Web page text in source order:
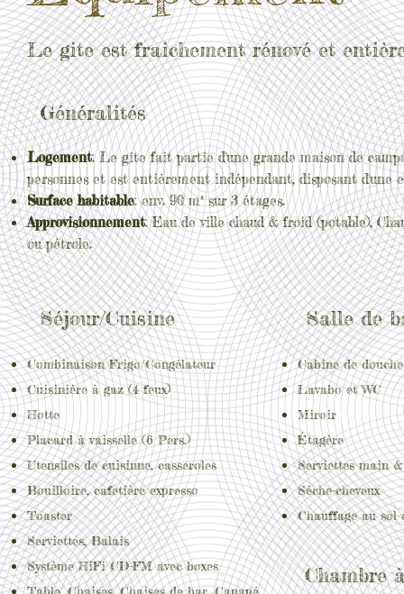
Généralités
Combinaison Frigo/Congélateur
Cuisinière à gaz (4 feux)
Hotte
Placard à vaisselle (6Pers.)
Utensiles de cuisinne, casseroles
Bouilloire, cafetière expresso
Toaster
Serviettes, Balais
Système HiFi CD-FM avec boxes
Table, Chaises, Chaises de bar, Canapé
Le gite est fraichement rénové et
Cabine de
Lavabo et WC
Miroir
Étagère
Serviettes main
Sèche-cheveux
Chauffage au sol
Logement: Le gîte fait partie d'une grande maison de
personnes et est entièrement indépendant, disposant d'une
Surface habitable: env. 90 m² sur 3 étages.
Approvisionnement: Eau de ville chaud & froid (potable),
ou pétrole.
Séjour/Cuisine Salle de
Chambre